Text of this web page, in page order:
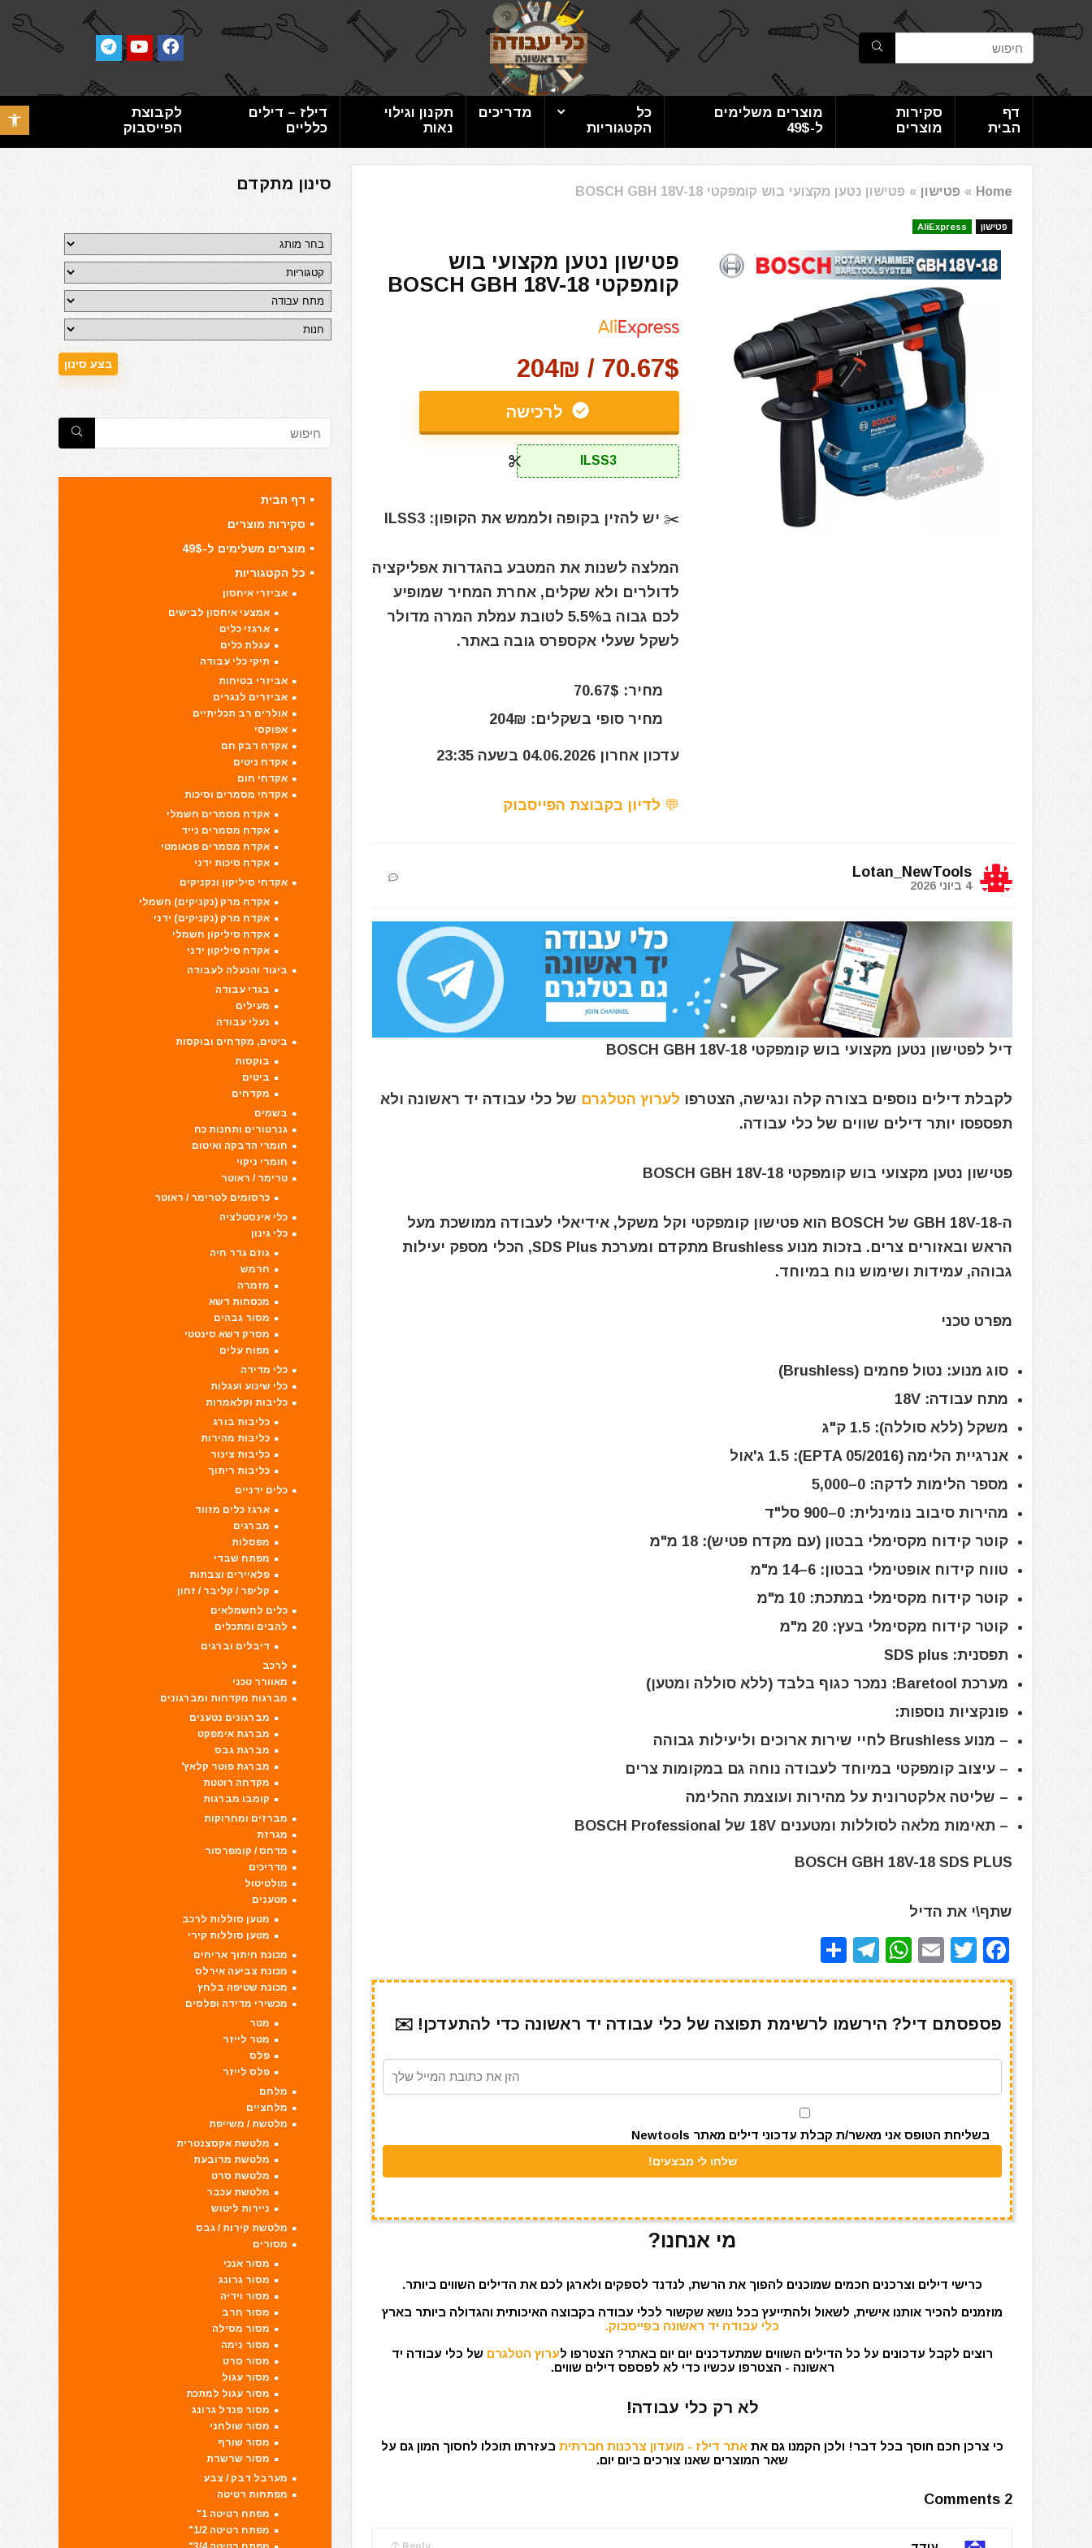
פתח
דף
הבית
סקירות
מוצרים
מוצרים משלימים
ל-49$
כל
הקטגוריות
מדריכים
תקנון וגילוי
נאות
דילז – דילים
כלליים
לקבוצת
הפייסבוק
Home
» פטישון » פטישון נטען מקצועי בוש קומפקטי BOSCH GBH 18V-18
פטישון AliExpress
פטישון נטען מקצועי בוש
קומפקטי BOSCH GBH 18V-18
70.67$ / 204₪
לרכישה
ILSS3
✂️ יש להזין בקופה ולממש את הקופון: ILSS3
המלצה לשנות את המטבע בהגדרות אפליקציה
לדולרים ולא שקלים, אחרת המחיר שמופיע
לכם גבוה ב5.5% לטובת עמלת המרה מדולר
לשקל שעלי אקספרס גובה באתר.
מחיר: 70.67$
מחיר סופי בשקלים: 204₪
עדכון אחרון 04.06.2026 בשעה 23:35
💬 לדיון בקבוצת הפייסבוק
Lotan_NewTools
4 ביוני 2026
דיל לפטישון נטען מקצועי בוש קומפקטי BOSCH GBH 18V-18
לקבלת דילים נוספים בצורה קלה ונגישה, הצטרפו לערוץ הטלגרם של כלי עבודה יד ראשונה ולא
תפספסו יותר דילים שווים של כלי עבודה.
פטישון נטען מקצועי בוש קומפקטי BOSCH GBH 18V-18
ה-GBH 18V-18 של BOSCH הוא פטישון קומפקטי וקל משקל, אידיאלי לעבודה ממושכת מעל
הראש ובאזורים צרים. בזכות מנוע Brushless מתקדם ומערכת SDS Plus, הכלי מספק יעילות
גבוהה, עמידות ושימוש נוח במיוחד.
מפרט טכני
סוג מנוע: נטול פחמים (Brushless)
מתח עבודה: 18V
משקל (ללא סוללה): 1.5 ק"ג
אנרגיית הלימה (EPTA 05/2016): 1.5 ג'אול
מספר הלימות לדקה: 0–5,000
מהירות סיבוב נומינלית: 0–900 סל"ד
קוטר קידוח מקסימלי בבטון (עם מקדח פטיש): 18 מ"מ
טווח קידוח אופטימלי בבטון: 6–14 מ"מ
קוטר קידוח מקסימלי במתכת: 10 מ"מ
קוטר קידוח מקסימלי בעץ: 20 מ"מ
תפסנית: SDS plus
מערכת Baretool: נמכר כגוף בלבד (ללא סוללה ומטען)
פונקציות נוספות:
– מנוע Brushless לחיי שירות ארוכים וליעילות גבוהה
– עיצוב קומפקטי במיוחד לעבודה נוחה גם במקומות צרים
– שליטה אלקטרונית על מהירות ועוצמת ההלימה
– תאימות מלאה לסוללות ומטענים 18V של BOSCH Professional
BOSCH GBH 18V-18 SDS PLUS
שתף\י את הדיל
F
a
e
b
k
T
w
te
r
E
m
l
W
h
s
A
T
el
gr
a
h
e
פספסתם דיל? הירשמו לרשימת תפוצה של כלי עבודה יד ראשונה כדי להתעדכן! ✉️
בשליחת הטופס אני מאשר/ת קבלת עדכוני דילים מאתר Newtools
מי אנחנו?
כרישי דילים וצרכנים חכמים שמוכנים להפוך את הרשת, לנדנד לספקים ולארגן לכם את הדילים השווים ביותר.
מוזמנים להכיר אותנו אישית, לשאול ולהתייעץ בכל נושא שקשור לכלי עבודה בקבוצה האיכותית והגדולה ביותר בארץ
כלי עבודה יד ראשונה בפייסבוק.
רוצים לקבל עדכונים על כל הדילים השווים שמתעדכנים יום יום באתר? הצטרפו לערוץ הטלגרם של כלי עבודה יד
ראשונה - הצטרפו עכשיו כדי לא לפספס דילים שווים.
לא רק כלי עבודה!
כי צרכן חכם חוסך בכל דבר! ולכן הקמנו גם את אתר דילז - מועדון צרכנות חברתית בעזרתו תוכלו לחסוך המון גם על
שאר המוצרים שאנו צורכים ביום יום.
2 Comments
סינון מתקדם
דף הבית
סקירות מוצרים
מוצרים משלימים ל-49$
כל הקטגוריות
אביזרי איחסון
אמצעי איחסון לבישים
ארגזי כלים
עגלת כלים
תיקי כלי עבודה
אביזרי בטיחות
אביזרים לנגרים
אולרים רב תכליתיים
אפוקסי
אקדח דבק חם
אקדח ניטים
אקדחי חום
אקדחי מסמרים וסיכות
אקדח מסמרים חשמלי
אקדח מסמרים נייד
אקדח מסמרים פנאומטי
אקדח סיכות ידני
אקדחי סיליקון ונקניקים
אקדח מרק (נקניקים) חשמלי
אקדח מרק (נקניקים) ידני
אקדח סיליקון חשמלי
אקדח סיליקון ידני
ביגוד והנעלה לעבודה
בגדי עבודה
מעילים
נעלי עבודה
ביטים, מקדחים ובוקסות
בוקסות
ביטים
מקדחים
בשמים
גנרטורים ותחנות כח
חומרי הדבקה ואיטום
חומרי ניקוי
טרימר / ראוטר
כרסומים לטרימר / ראוטר
כלי אינסטלציה
כלי גינון
גוזם גדר חיה
חרמש
מזמרה
מכסחות דשא
מסור גבהים
מסרק דשא סינטטי
מפוח עלים
כלי מדידה
כלי שינוע ועגלות
כליבות וקלאמרות
כליבות בורג
כליבות מהירות
כליבות צינור
כליבות ריתוך
כלים ידניים
ארגז כלים מזווד
מברגים
מפסלות
מפתח שבדי
פלאיירים וצבתות
קליפר / קליבר / זחון
כלים לחשמלאים
להבים ומתכלים
דיבלים וברגים
לרכב
מאוורר טכני
מברגות מקדחות ומברגונים
מברגונים נטענים
מברגת אימפקט
מברגת גבס
מברגת פוטר קלאץ'
מקדחה רוטטת
קומבו מברגות
מברזים ומחרוקות
מגרזת
מדחס / קומפרסור
מדריכים
מולטיטול
מטענים
מטען סוללות לרכב
מטען סוללות קירי
מכונת חיתוך אריחים
מכונת צביעה אירלס
מכונת שטיפה בלחץ
מכשירי מדידה ופלסים
מטר
מטר לייזר
פלס
פלס לייזר
מלחם
מלחציים
מלטשת / משייפת
מלטשת אקסצנטרית
מלטשת מרובעת
מלטשת סרט
מלטשת עכבר
ניירות ליטוש
מלטשת קירות / גבס
מסורים
מסור אנכי
מסור גרונג
מסור וידיה
מסור חרב
מסור מסילה
מסור נימה
מסור סרט
מסור עגול
מסור עגול למתכת
מסור פנדל גרונג
מסור שולחני
מסור שורף
מסור שרשרת
מערבל דבק / צבע
מפתחות רטיטה
מפתח רטיטה 1"
מפתח רטיטה 1/2"